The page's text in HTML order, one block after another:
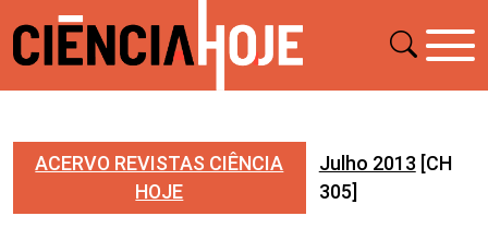
ACERVO REVISTAS CIÊNCIA
HOJE
Julho 2013 [CH
305]